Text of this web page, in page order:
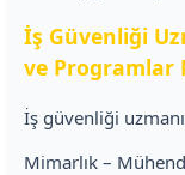
İş Güvenliği
ve Programlar
İş güvenliği
Mimarlık –